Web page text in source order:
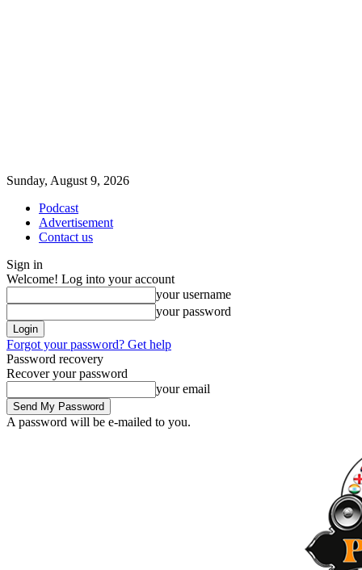
Sunday, August 9, 2026
Podcast
Advertisement
Contact us
Sign in
Welcome! Log into your account
your username
your password
Forgot your password? Get help
Password recovery
Recover your password
your email
A password will be e-mailed to you.